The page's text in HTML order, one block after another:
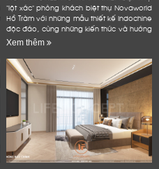
"lột xác" phòng khách biệt thự Novaworld
Hồ Tràm với những mẫu thiết kế Indochine
độc đáo, cùng những kiến thức và hướng
dẫn chi tiết, dễ dàng áp dụng. Bạn
Xem thêm